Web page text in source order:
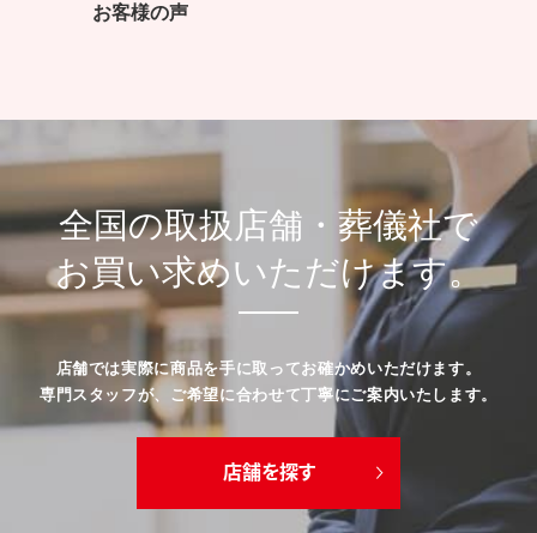
お客様の声
全国の取扱店舗・葬儀社で
お買い求めいただけます。
店舗では実際に商品を手に取ってお確かめいただけます。
専門スタッフが、ご希望に合わせて丁寧にご案内いたします。
店舗を探す